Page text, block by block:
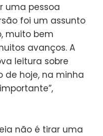
uma pessoa
foi um assunto
muito bem
avanços. A
leitura sobre
de hoje, na minha
não é tirar uma